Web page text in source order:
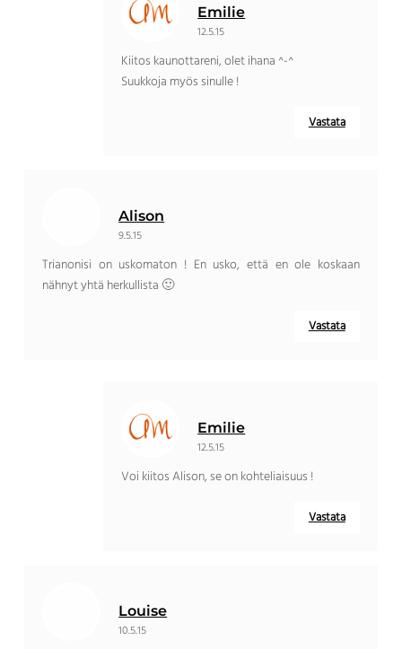
Emilie
12.5.15
Kiitos kaunottareni, olet ihana ^-^
Suukkoja myös sinulle !
Vastata
Alison
9.5.15
Trianonisi on uskomaton ! En usko, että en ole koskaan
nähnyt yhtä herkullista 🙂
Vastata
Emilie
12.5.15
Voi kiitos Alison, se on kohteliaisuus !
Vastata
Louise
10.5.15